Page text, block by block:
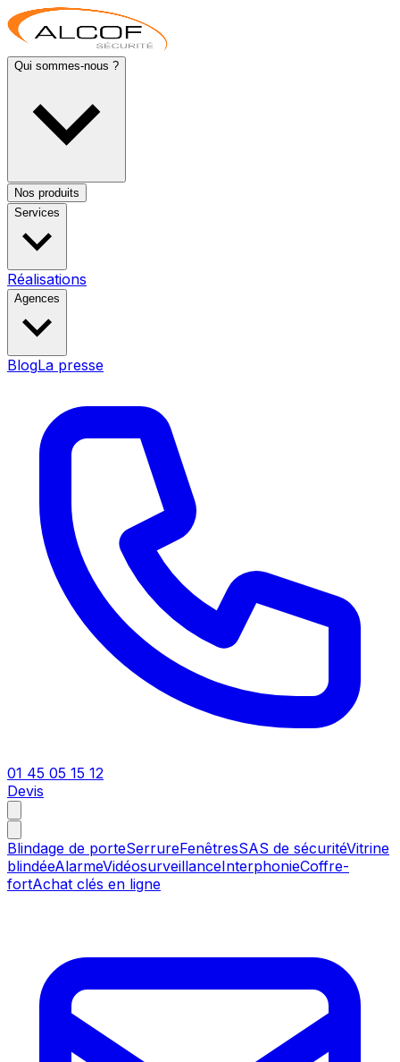
Qui sommes-nous ?
Nos produits
Services
Réalisations
Agences
BlogLa presse
01 45 05 15 12
Devis
Blindage de porteSerrureFenêtresSAS de sécuritéVitrine
blindéeAlarmeVidéosurveillanceInterphonieCoffre-
fortAchat clés en ligne